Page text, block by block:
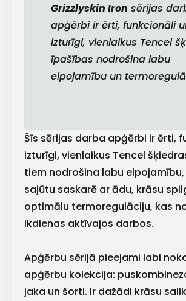
Grizzlyskin Iron sērijas
apģērbi ir ērti, funkcionāli
izturīgi, vienlaikus Tencel
īpašības nodrošina labu
elpojamību un
Šīs sērijas darba apģērbi ir ērti,
izturīgi, vienlaikus Tencel
tiem nodrošina labu
sajūtu saskarē ar ādu, krāsu
optimālu termoregulāciju, kas
ikdienas aktīvajos darbos.
Apģērbu sērijā pieejami labi
apģērbu kolekcija:
jaka un šorti. Ir dažādi krāsu
pastā